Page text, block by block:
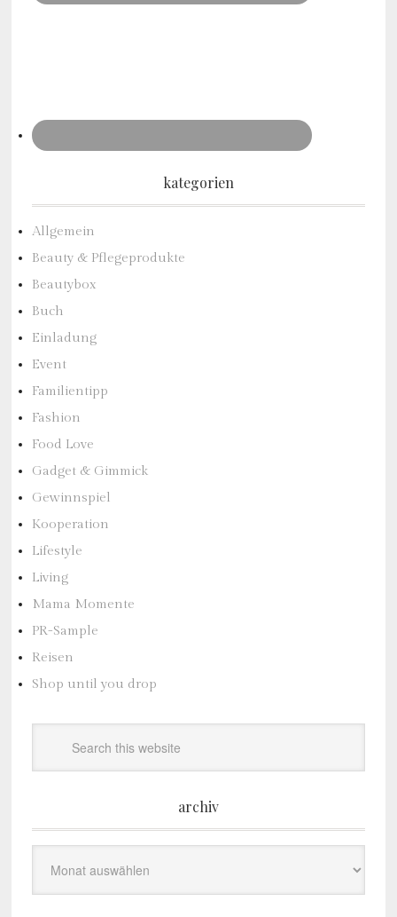
kategorien
Allgemein
Beauty & Pflegeprodukte
Beautybox
Buch
Einladung
Event
Familientipp
Fashion
Food Love
Gadget & Gimmick
Gewinnspiel
Kooperation
Lifestyle
Living
Mama Momente
PR-Sample
Reisen
Shop until you drop
archiv